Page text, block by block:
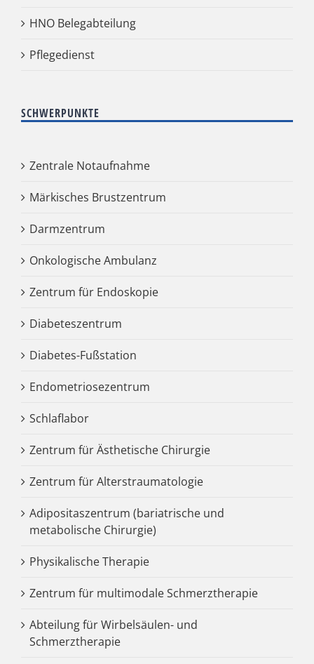
HNO Belegabteilung
Pflegedienst
SCHWERPUNKTE
Zentrale Notaufnahme
Märkisches Brustzentrum
Darmzentrum
Onkologische Ambulanz
Zentrum für Endoskopie
Diabeteszentrum
Diabetes-Fußstation
Endometriosezentrum
Schlaflabor
Zentrum für Ästhetische Chirurgie
Zentrum für Alterstraumatologie
Adipositaszentrum (bariatrische und
metabolische Chirurgie)
Physikalische Therapie
Zentrum für multimodale Schmerztherapie
Abteilung für Wirbelsäulen- und
Schmerztherapie